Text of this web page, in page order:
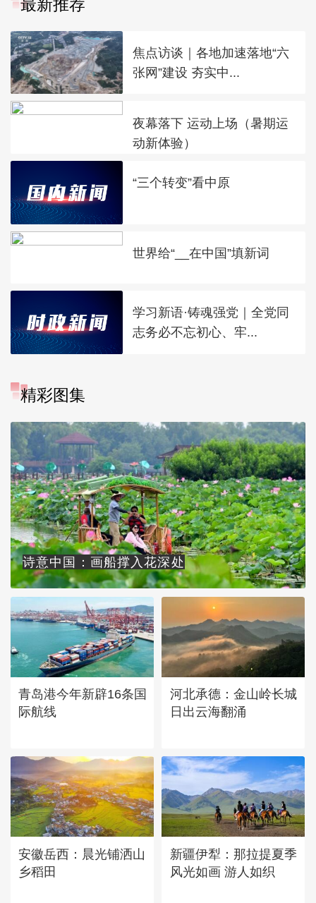
最新推荐
焦点访谈｜各地加速落地“六
张网”建设 夯实中...
夜幕落下 运动上场（暑期运
动新体验）
“三个转变”看中原
世界给“__在中国”填新词
学习新语·铸魂强党｜全党同
志务必不忘初心、牢...
精彩图集
诗意中国：画船撑入花深处
青岛港今年新辟16条国
际航线
河北承德：金山岭长城
日出云海翻涌
安徽岳西：晨光铺洒山
乡稻田
新疆伊犁：那拉提夏季
风光如画 游人如织